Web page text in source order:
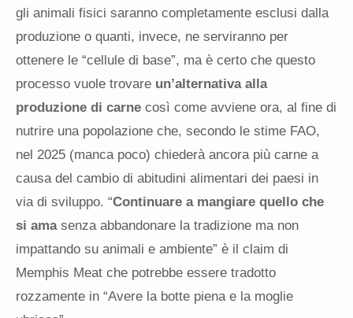
gli animali fisici saranno completamente esclusi dalla
produzione o quanti, invece, ne serviranno per
ottenere le “cellule di base”, ma è certo che questo
processo vuole trovare un’alternativa alla
produzione di carne così come avviene ora, al fine di
nutrire una popolazione che, secondo le stime FAO,
nel 2025 (manca poco) chiederà ancora più carne a
causa del cambio di abitudini alimentari dei paesi in
via di sviluppo. “Continuare a mangiare quello che
si amasenza abbandonare la tradizione ma non
impattando su animali e ambiente” è il claim di
Memphis Meat che potrebbe essere tradotto
rozzamente in “Avere la botte piena e la moglie